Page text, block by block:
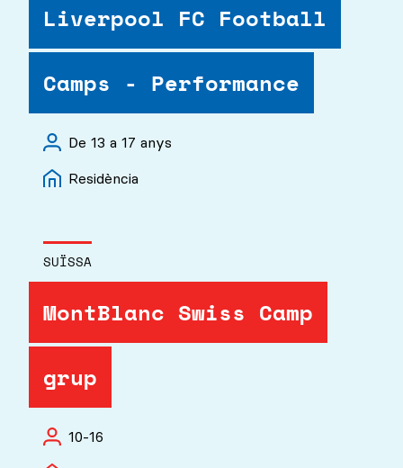
Liverpool FC Football
Camps - Performance
De 13 a 17 anys
Residència
SUÏSSA
MontBlanc Swiss Camp
grup
10-16